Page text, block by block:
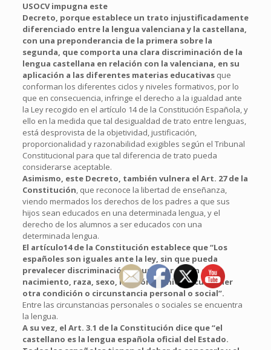
USOCV impugna este
Decreto, porque establece un trato injustificadamente
diferenciado entre la lengua valenciana y la castellana,
con una preponderancia de la primera sobre la
segunda, que comporta una clara discriminación de la
lengua castellana en relación con la valenciana, en su
aplicación a las diferentes materias educativasque
conforman los diferentes ciclos y niveles formativos, por lo
que en consecuencia, infringe el derecho a la igualdad ante
la Ley recogido en el artículo 14 de la Constitución Española, y
ello en la medida que tal desigualdad de trato entre lenguas,
está desprovista de la objetividad, justificación,
proporcionalidad y razonabilidad exigibles según el Tribunal
Constitucional para que tal diferencia de trato pueda
considerarse aceptable.
Asimismo, este Decreto, también vulnera el Art. 27 de la
Constitución, que reconoce la libertad de enseñanza,
viendo mermados los derechos de los padres a que sus
hijos sean educados en una determinada lengua, y el
derecho de los alumnos a ser educados con una
determinada lengua.
El artículo14 de la Constitución establece que “Los
españoles son iguales ante la ley, sin que pueda
prevalecer discriminación alguna por razón de
nacimiento, raza, sexo, religión opinión o cualquier
otra condición o circunstancia personal o social”.
Entre las circunstancias personales o sociales se encuentra
la lengua.
A su vez, el Art. 3.1 de la Constitución dice que “el
castellano es la lengua española oficial del Estado.